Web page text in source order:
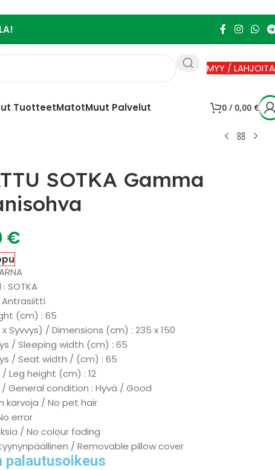
MYY / LAHJOITA
TuotteetMatotMuut Palvelut 0 / 0,00 €
SOTKA Gamma
€
SOTKA
Antrasiitti
(cm) : 65
Syvvys) / Dimensions (cm) : 235 x 150
/ Sleeping width (cm) : 65
/ Seat width / (cm) : 65
Leg height (cm) : 12
General condition : Hyvä / Good
karvoja / No pet hair
error
/ No colour fading
/ Removable pillow cover
palautusoikeus